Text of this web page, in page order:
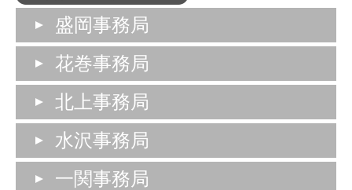
盛岡事務局
花巻事務局
北上事務局
水沢事務局
一関事務局